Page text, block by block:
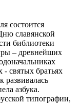
состоится
славянской
библиотеки
– древнейших
- святых братьях
азбука.
типографии,